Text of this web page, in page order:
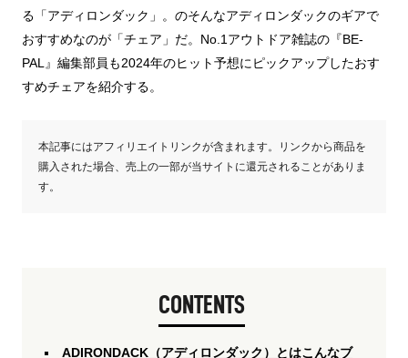
る「アディロンダック」。のそんなアディロンダックのギアで
おすすめなのが「チェア」だ。No.1アウトドア雑誌の『BE-
PAL』編集部員も2024年のヒット予想にピックアップしたおす
すめチェアを紹介する。
本記事にはアフィリエイトリンクが含まれます。リンクから商品を
購入された場合、売上の一部が当サイトに還元されることがありま
す。
CONTENTS
ADIRONDACK（アディロンダック）とはこんなブ